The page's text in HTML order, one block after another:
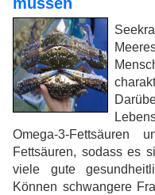
Omega-3-Fettsäuren
Fettsäuren, sodass es
viele gute
Können schwangere